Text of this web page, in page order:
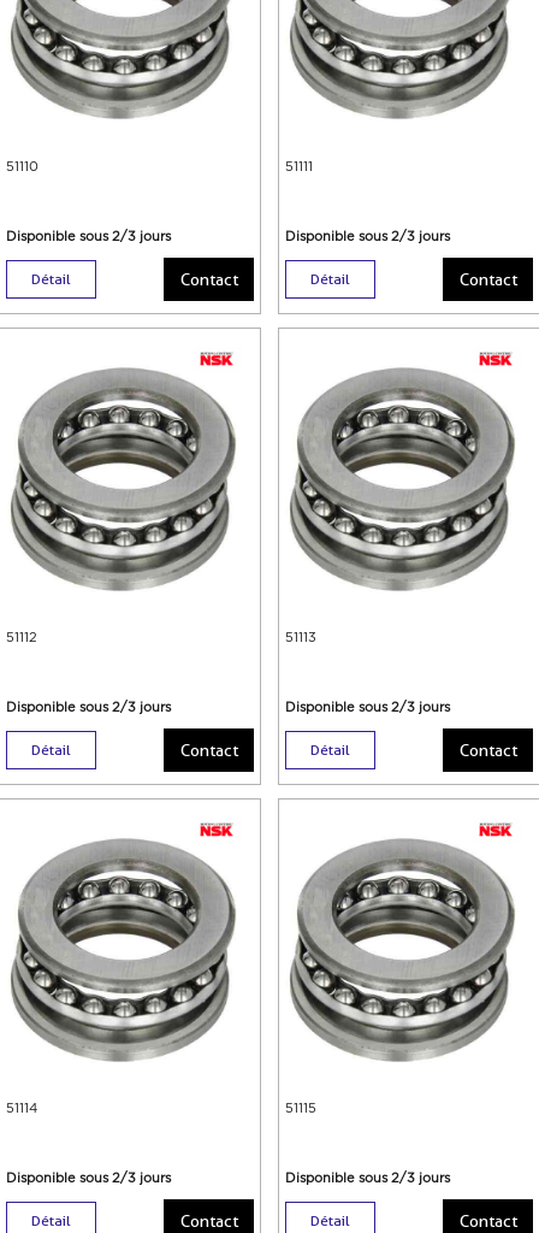
51110
Disponible sous 2/3 jours
Détail Contact
51111
Disponible sous 2/3 jours
Détail Contact
51112
Disponible sous 2/3 jours
Détail Contact
51113
Disponible sous 2/3 jours
Détail Contact
51114
Disponible sous 2/3 jours
Détail Contact
51115
Disponible sous 2/3 jours
Détail Contact